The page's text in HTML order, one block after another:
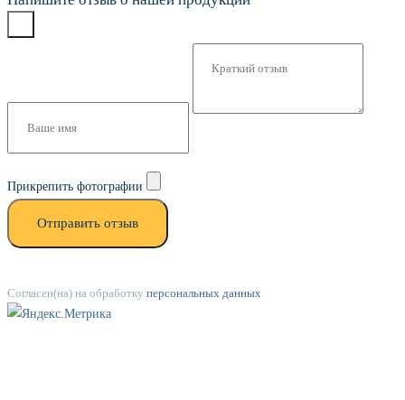
Прикрепить фотографии
Отправить отзыв
Согласен(на) на обработку персональных данных